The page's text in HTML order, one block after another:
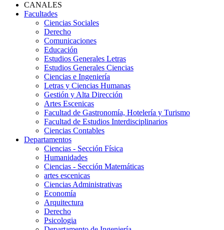
CANALES
Facultades
Ciencias Sociales
Derecho
Comunicaciones
Educación
Estudios Generales Letras
Estudios Generales Ciencias
Ciencias e Ingeniería
Letras y Ciencias Humanas
Gestión y Alta Dirección
Artes Escenicas
Facultad de Gastronomía, Hotelería y Turismo
Facultad de Estudios Interdisciplinarios
Ciencias Contables
Departamentos
Ciencias - Sección Física
Humanidades
Ciencias - Sección Matemáticas
artes escenicas
Ciencias Administrativas
Economía
Arquitectura
Derecho
Psicologia